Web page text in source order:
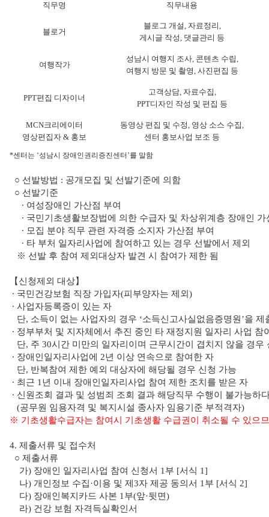
직무명 직무내용
블로거
블로그 개설, 자료정리,
게시글 작성, 댓글관리 등
여행작가
성남시 여행지 조사, 콘텐츠 수립,
여행지 방문 및 촬영, 사진편집 등
PPT편집 디자이너
고객상담, 자료수집,
PPT디자인 작성 및 편집 등
MCN크리에이터
영상편집자 & 홍보
동영상 편집 및 수정, 영상 소스 수집,
센터 홍보사업 보조 등
*센터는 ‘성남시 장애인권리증진센터’를 말함
○ 선발방법 : 공개모집 및 선발기준에 의함
○ 선발기준
∙ 여성장애인 가산점 부여
∙ 국민기초생활보장법에 의한 수급자 및 차상위계층 장애인 가
∙ 모집 분야 직무 관련 자격증 소지자 가산점 부여
∙ 타 부처 일자리사업에 참여하고 있는 경우 선발에서 제외
※ 선발 후 참여 제외대상자 발견 시 참여가 제한 됨
【신청제외 대상】
∙ 국민건강보험 직장 가입자(피부양자는 제외)
∙ 사업자등록증이 있는 자
단, 소득이 없는 사업자의 경우 ‘소득신고사실없음증명원’을 제
∙ 정부부처 및 지자체에서 추진 중인 타 재정지원 일자리 사업 참
단, 주 30시간 미만의 일자리이며 근무시간이 겹치지 않을 경우
∙ 장애인일자리사업에 2년 이상 연속으로 참여한 자
단, 반복참여 제한 예외 대상자에 해당될 경우 신청 가능
∙ 최근 1년 이내 장애인일자리사업 참여 제한 조치를 받은 자
∙ 신원조회 결과 및 성범죄 조회 결과 해당직무 수행이 불가능하
(공무원 임용자격 및 복지시설 종사자 임용기준 부적격자)
※ 기초생활수급자는 참여시 기초생활 수급권이 취소될 수 있으
4. 제출서류 및 접수처
○ 제출서류
가) 장애인 일자리사업 참여 신청서 1부 [서식 1]
나) 개인정보 수집·이용 및 제3자 제공 동의서 1부 [서식 2]
다) 장애인복지카드 사본 1부(앞·뒷면)
라) 건강 보험 자격득실확인서